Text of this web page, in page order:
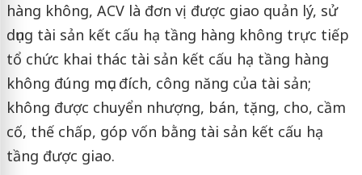
hàng không, ACV là đơn vị được giao quản lý, sử
dụng tài sản kết cấu hạ tầng hàng không trực tiếp
tổ chức khai thác tài sản kết cấu hạ tầng hàng
không đúng mục đích, công năng của tài sản;
không được chuyển nhượng, bán, tặng, cho, cầm
cố, thế chấp, góp vốn bằng tài sản kết cấu hạ
tầng được giao.